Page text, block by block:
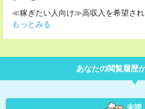
≪稼ぎたい人向け≫高収入を希望さ
もっとみる
あなたの閲覧履歴